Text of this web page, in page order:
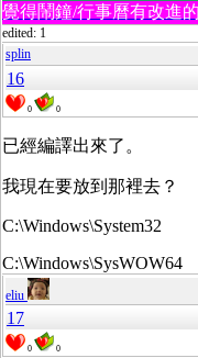
覺得鬧鐘/行事曆有改進
edited: 1
splin
16
0 0
已經編譯出來了。
我現在要放到那裡去？
C:\Windows\System32
C:\Windows\SysWOW64
eliu
17
0 0